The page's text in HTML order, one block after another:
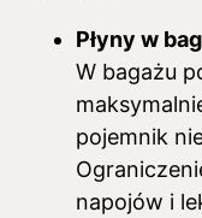
Płyny w
W bagażu
pojemnik
napojów i